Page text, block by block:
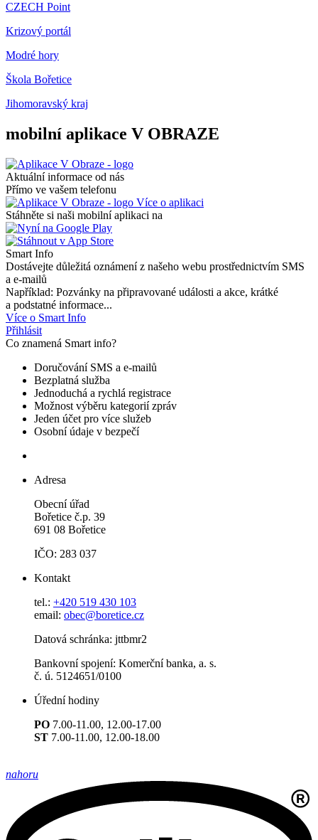
CZECH Point
Krizový portál
Modré hory
Škola Bořetice
Jihomoravský kraj
mobilní aplikace V OBRAZE
Aktuální informace od nás
Přímo ve vašem telefonu
Více o aplikaci
Stáhněte si naši mobilní aplikaci na
Smart Info
Dostávejte důležitá oznámení z našeho webu prostřednictvím SMS
a e-mailů
Například: Pozvánky na připravované události a akce, krátké
a podstatné informace...
Více o Smart Info
Přihlásit
Co znamená Smart info?
Doručování SMS a e-mailů
Bezplatná služba
Jednoduchá a rychlá registrace
Možnost výběru kategorií zpráv
Jeden účet pro více služeb
Osobní údaje v bezpečí
Adresa
Obecní úřad
Bořetice č.p. 39
691 08 Bořetice
IČO: 283 037
Kontakt
tel.: +420 519 430 103
email: obec@boretice.cz
Datová schránka: jttbmr2
Bankovní spojení: Komerční banka, a. s.
č. ú. 5124651/0100
Úřední hodiny
PO 7.00-11.00, 12.00-17.00
ST 7.00-11.00, 12.00-18.00
nahoru